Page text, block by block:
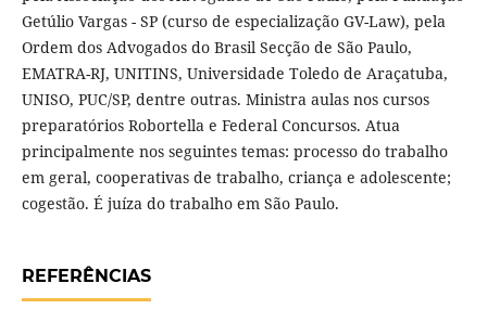
Getúlio Vargas - SP (curso de especialização GV-Law), pela
Ordem dos Advogados do Brasil Secção de São Paulo,
EMATRA-RJ, UNITINS, Universidade Toledo de Araçatuba,
UNISO, PUC/SP, dentre outras. Ministra aulas nos cursos
preparatórios Robortella e Federal Concursos. Atua
principalmente nos seguintes temas: processo do trabalho
em geral, cooperativas de trabalho, criança e adolescente;
cogestão. É juíza do trabalho em São Paulo.
REFERÊNCIAS